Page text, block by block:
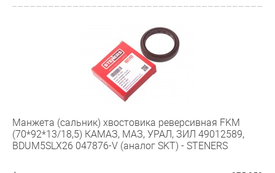
Манжета (сальник) хвостовика реверсивная FKM
(70*92*13/18,5) КАМАЗ, МАЗ, УРАЛ, ЗИЛ 49012589,
BDUM5SLX26 047876-V (аналог SKT) - STENERS